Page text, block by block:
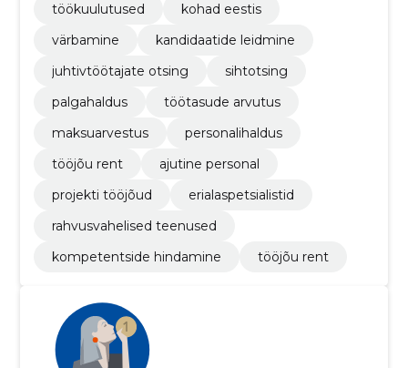
töökuulutused
kohad eestis
värbamine
kandidaatide leidmine
juhtivtöötajate otsing
sihtotsing
palgahaldus
töötasude arvutus
maksuarvestus
personalihaldus
tööjõu rent
ajutine personal
projekti tööjõud
erialaspetsialistid
rahvusvahelised teenused
kompetentside hindamine
tööjõu rent